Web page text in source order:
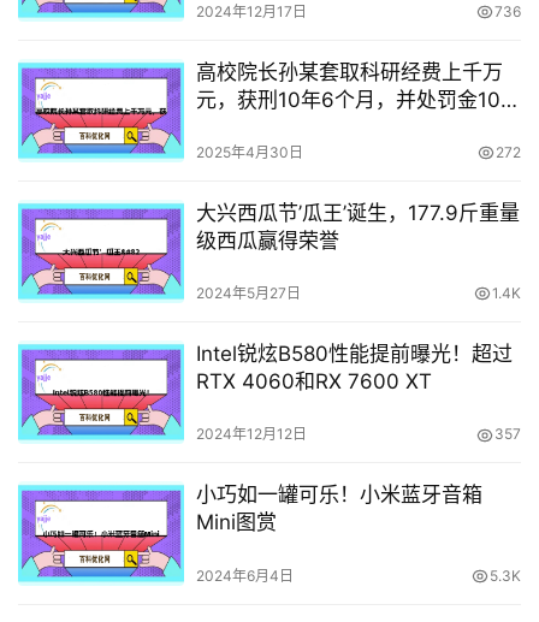
2024年12月17日 736
高校院长孙某套取科研经费上千万
元，获刑10年6个月，并处罚金100
2025年4月30日 272
大兴西瓜节’瓜王’诞生，177.9斤重量
级西瓜赢得荣誉
2024年5月27日 1.4K
Intel锐炫B580性能提前曝光！超过
RTX 4060和RX 7600 XT
2024年12月12日 357
小巧如一罐可乐！小米蓝牙音箱
Mini图赏
2024年6月4日 5.3K